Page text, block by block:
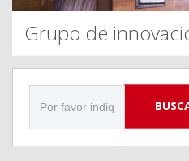
Grupo de